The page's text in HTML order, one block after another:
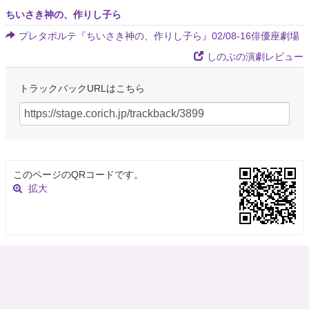
ちいさき神の、作りし子ら
プレタポルテ『ちいさき神の、作りし子ら』02/08-16俳優座劇場
しのぶの演劇レビュー
トラックバックURLはこちら
このページのQRコードです。
拡大